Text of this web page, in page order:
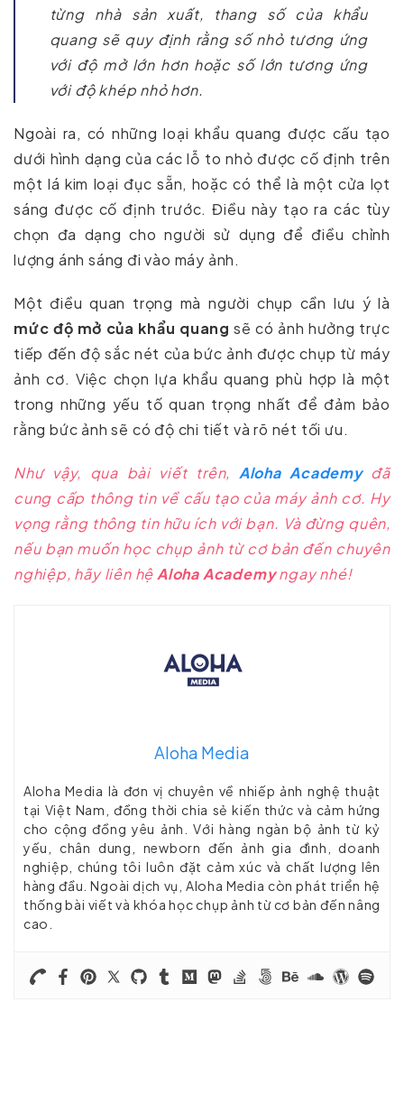
từng nhà sản xuất, thang số của khẩu
quang sẽ quy định rằng số nhỏ tương ứng
với độ mở lớn hơn hoặc số lớn tương ứng
với độ khép nhỏ hơn.
Ngoài ra, có những loại khẩu quang được cấu tạo
dưới hình dạng của các lỗ to nhỏ được cố định trên
một lá kim loại đục sẵn, hoặc có thể là một cửa lọt
sáng được cố định trước. Điều này tạo ra các tùy
chọn đa dạng cho người sử dụng để điều chỉnh
lượng ánh sáng đi vào máy ảnh.
Một điều quan trọng mà người chụp cần lưu ý là
mức độ mở của khẩu quang sẽ có ảnh hưởng trực
tiếp đến độ sắc nét của bức ảnh được chụp từ máy
ảnh cơ. Việc chọn lựa khẩu quang phù hợp là một
trong những yếu tố quan trọng nhất để đảm bảo
rằng bức ảnh sẽ có độ chi tiết và rõ nét tối ưu.
Như vậy, qua bài viết trên, Aloha Academyđã
cung cấp thông tin về cấu tạo của máy ảnh cơ. Hy
vọng rằng thông tin hữu ích với bạn. Và đừng quên,
nếu bạn muốn học chụp ảnh từ cơ bản đến chuyên
nghiệp, hãy liên hệAloha Academyngay nhé!
Aloha Media
Aloha Media là đơn vị chuyên về nhiếp ảnh nghệ thuật
tại Việt Nam, đồng thời chia sẻ kiến thức và cảm hứng
cho cộng đồng yêu ảnh. Với hàng ngàn bộ ảnh từ kỷ
yếu, chân dung, newborn đến ảnh gia đình, doanh
nghiệp, chúng tôi luôn đặt cảm xúc và chất lượng lên
hàng đầu. Ngoài dịch vụ, Aloha Media còn phát triển hệ
thống bài viết và khóa học chụp ảnh từ cơ bản đến nâng
cao.